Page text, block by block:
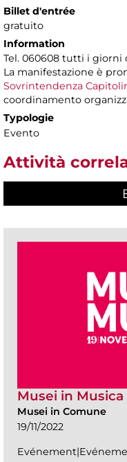
Billet d'entrée
gratuito
Information
Tel. 060608 tutti i giorni
La manifestazione è
Sovrintendenza
coordinamento
Typologie
Evento
Attività
Musei in Musica
Musei in Comune
19/11/2022